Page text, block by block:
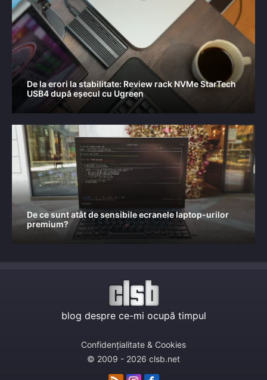
De la erori la stabilitate: Review rack NVMe StarTech
USB4 după eșecul cu Ugreen
De ce sunt atât de sensibile ecranele laptop-urilor
premium?
blog despre ce-mi ocupă timpul
Confidențialitate & Cookies
© 2009 - 2026 clsb.net